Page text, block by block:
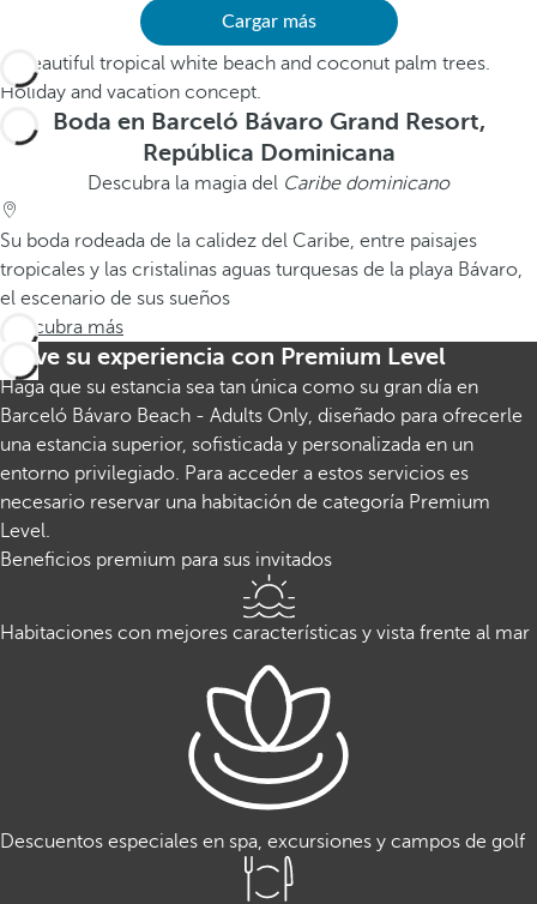
Cargar más
Boda en Barceló Bávaro Grand Resort,
República Dominicana
Descubra la magia del Caribe dominicano
Su boda rodeada de la calidez del Caribe, entre paisajes
tropicales y las cristalinas aguas turquesas de la playa Bávaro,
el escenario de sus sueños
Descubra más
Eleve su experiencia con Premium Level
Haga que su estancia sea tan única como su gran día en
Barceló Bávaro Beach - Adults Only, diseñado para ofrecerle
una estancia superior, sofisticada y personalizada en un
entorno privilegiado. Para acceder a estos servicios es
necesario reservar una habitación de categoría Premium
Level.
Beneficios premium para sus invitados
Habitaciones con mejores características y vista frente al mar
Descuentos especiales en spa, excursiones y campos de golf